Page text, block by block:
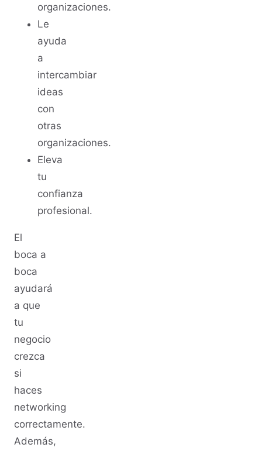
organizaciones.
Le
ayuda
a
intercambiar
ideas
con
otras
organizaciones.
Eleva
tu
confianza
profesional.
El
boca a
boca
ayudará
a que
tu
negocio
crezca
si
haces
networking
correctamente.
Además,